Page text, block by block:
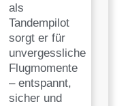
als
Tandempilot
sorgt er für
unvergessliche
Flugmomente
– entspannt,
sicher und